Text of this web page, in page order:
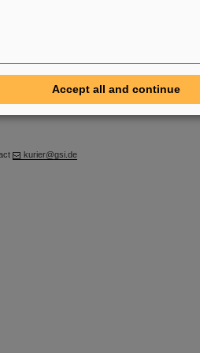
kurier@gsi.de
Accept all and continue